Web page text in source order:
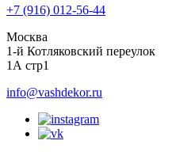
+7 (916) 012-56-44
Москва
1-й Котляковский переулок
1А стр1
info@vashdekor.ru